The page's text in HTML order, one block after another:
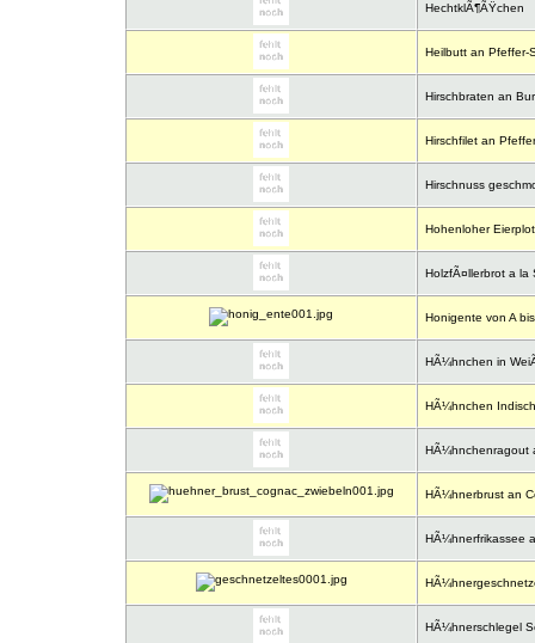
HechtklÃ¶ÃŸchen
Heilbutt an Pfeffer-
Hirschbraten an
Hirschfilet an
Hirschnuss
Hohenloher
HolzfÃ¤llerbrot a la
Honigente von A
HÃ¼hnchen in
HÃ¼hnchen
HÃ¼hnchenragout
HÃ¼hnerbrust an
HÃ¼hnerfrikassee
HÃ¼hnerschlegel